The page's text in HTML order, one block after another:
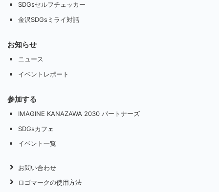
SDGsセルフチェッカー
金沢SDGsミライ対話
お知らせ
ニュース
イベントレポート
参加する
IMAGINE KANAZAWA 2030 パートナーズ
SDGsカフェ
イベント一覧
お問い合わせ
ロゴマークの使用方法